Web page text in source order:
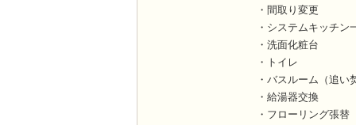
・間取り変更
・システムキッチ
・洗面化粧台
・トイレ
・バスルーム（追い
・給湯器交換
・フローリング張替